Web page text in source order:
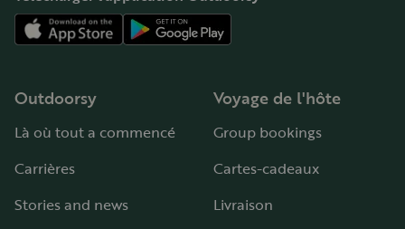
Outdoorsy
Là où tout a commencé
Carrières
Stories and news
Voyage de l'hôte
Group bookings
Cartes-cadeaux
Livraison